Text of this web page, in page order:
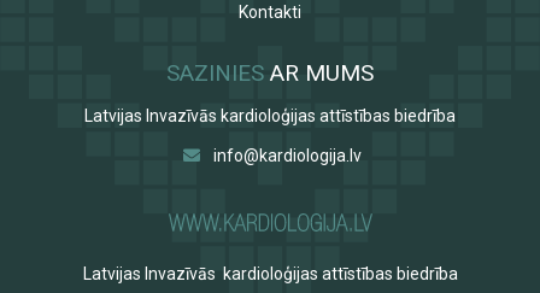
Kontakti
SAZINIES AR MUMS
Latvijas Invazīvās kardioloģijas attīstības biedrība
info@kardiologija.lv
Latvijas Invazīvās kardioloģijas attīstības biedrība